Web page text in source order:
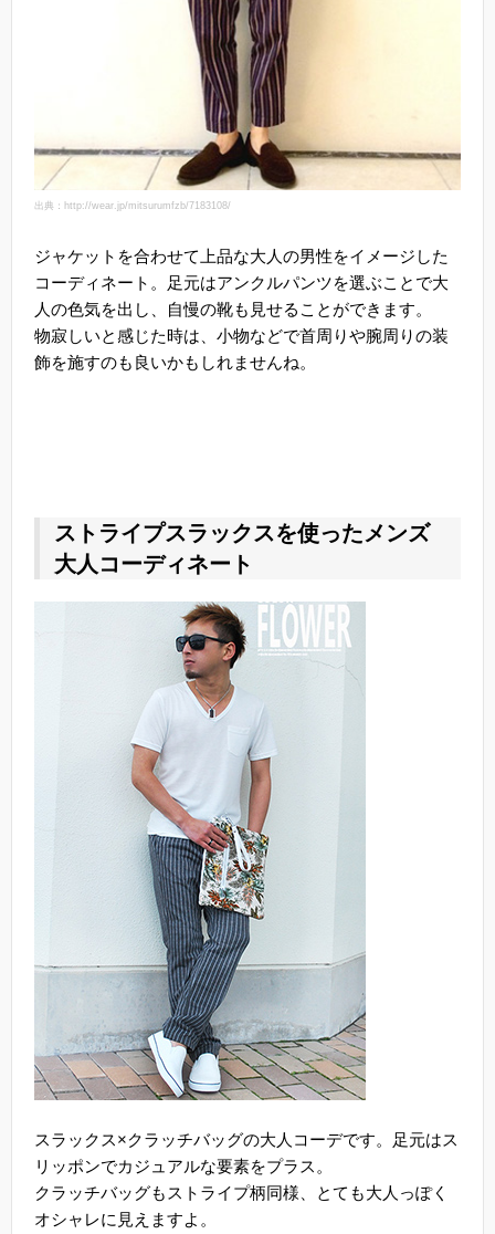
出典：http://wear.jp/mitsurumfzb/7183108/
ジャケットを合わせて上品な大人の男性をイメージした
コーディネート。足元はアンクルパンツを選ぶことで大
人の色気を出し、自慢の靴も見せることができます。
物寂しいと感じた時は、小物などで首周りや腕周りの装
飾を施すのも良いかもしれませんね。
ストライプスラックスを使ったメンズ
大人コーディネート
スラックス×クラッチバッグの大人コーデです。足元はス
リッポンでカジュアルな要素をプラス。
クラッチバッグもストライプ柄同様、とても大人っぽく
オシャレに見えますよ。